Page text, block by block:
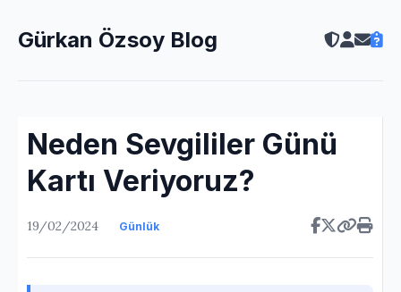
Gürkan Özsoy Blog
Neden Sevgililer Günü
Kartı Veriyoruz?
19/02/2024 Günlük